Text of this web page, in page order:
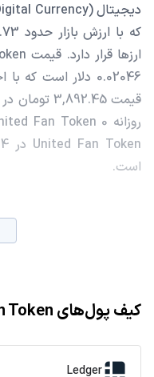
قیمت
است.
کیف پول‌های Leeds United Fan Token
Ledger